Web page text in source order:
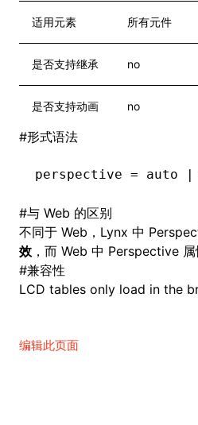
适用元素 所有元件
是否支持继承 no
是否支持动画 no
#形式语法
perspective = auto
#与 Web 的区别
不同于 Web，Lynx 中
效 ，而 Web 中 Perspective 属
#兼容性
LCD tables only load in the
编辑此页面